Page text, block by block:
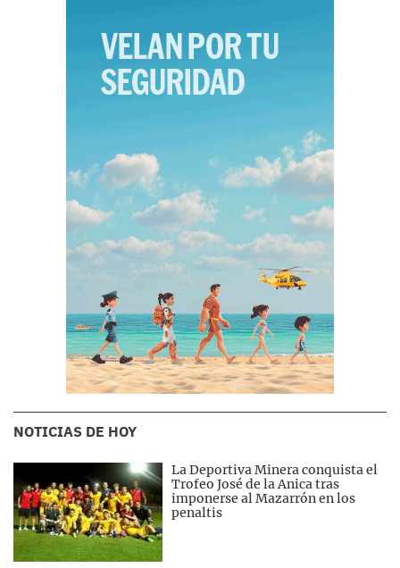
NOTICIAS DE HOY
La Deportiva Minera conquista el
Trofeo José de la Anica tras
imponerse al Mazarrón en los
penaltis